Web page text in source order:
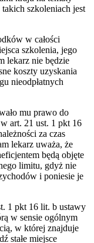
szkoleniach jest
w całości
szkolenia, jego
lekarz nie będzie
koszty uzyskania
nieodpłatnych
mu prawo do
art. 21 ust. 1 pkt 16
za czas
lekarz uważa, że
będą objęte
limitu, gdyż nie
i poniesie je
1 pkt 16 lit. b ustawy
w sensie ogólnym
w której znajduje
stałe miejsce